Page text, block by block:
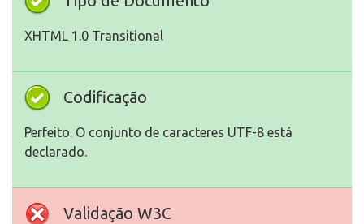
XHTML 1.0 Transitional
Codificação
Perfeito. O conjunto de caracteres UTF-8 está
declarado.
Validação W3C